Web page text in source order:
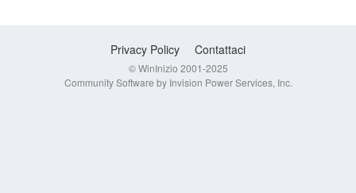
Privacy Policy Contattaci
© WinInizio 2001-2025
Community Software by Invision Power Services, Inc.